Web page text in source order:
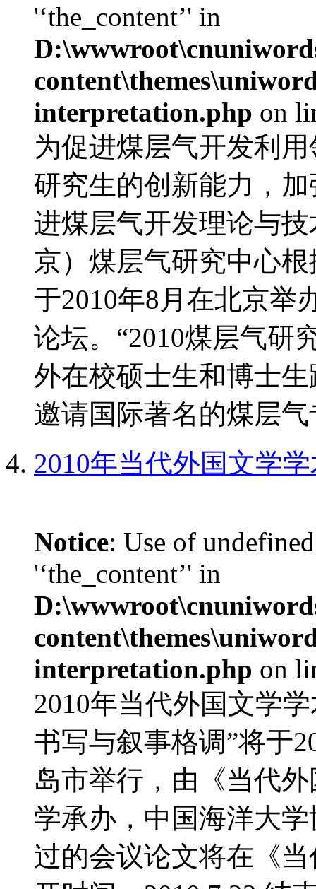
'‘the_content’' in
interpretation.php on
为促进煤层气开发利
研究生的创新能力，
进煤层气开发理论与
京）煤层气研究中心
于2010年8月在北京举
论坛。“2010煤层气研
外在校硕士生和博士
邀请国际著名的煤层
2010年当代外国文学
Notice: Use of
'‘the_content’' in
interpretation.php on
2010年当代外国文学
书写与叙事格调”将于
岛市举行，由《当代
学承办，中国海洋大
过的会议论文将在《